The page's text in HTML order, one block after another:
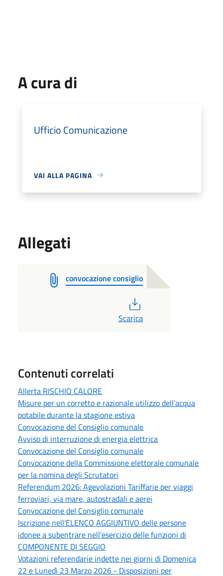
A cura di
Ufficio Comunicazione
VAI ALLA PAGINA
Allegati
convocazione consiglio
Scarica
Contenuti correlati
Allerta RISCHIO CALORE
Misure per un corretto e razionale utilizzo dell’acqua
potabile durante la stagione estiva
Convocazione del Consiglio comunale
Avviso di interruzione di energia elettrica
Convocazione del Consiglio comunale
Convocazione della Commissione elettorale comunale
per la nomina degli Scrutatori
Referendum 2026: Agevolazioni Tariffarie per viaggi
ferroviari, via mare, autostradali e aerei
Convocazione del Consiglio comunale
Iscrizione nell'ELENCO AGGIUNTIVO delle persone
idonee a subentrare nell'esercizio delle funzioni di
COMPONENTE DI SEGGIO
Votazioni referendarie indette nei giorni di Domenica
22 e Lunedì 23 Marzo 2026 - Disposizioni per